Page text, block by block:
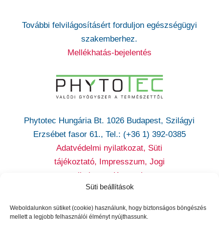
Süti beállítások
Weboldalunkon sütiket (cookie) használunk, hogy biztonságos böngészés
mellett a legjobb felhasználói élményt nyújthassunk.
További felvilágosításért forduljon egészségügyi
szakemberhez.
Mellékhatás-bejelentés
Phytotec Hungária Bt. 1026 Budapest, Szilágyi
Erzsébet fasor 61., Tel.: (+36 1) 392-0385
Adatvédelmi nyilatkozat, Süti
tájékoztató,
Impresszum, Jogi
nyilatkozat,
Kapcsolat
Colpofix|Maltofer
Micovag
Plus|Premens|Proxelan|Remifemin